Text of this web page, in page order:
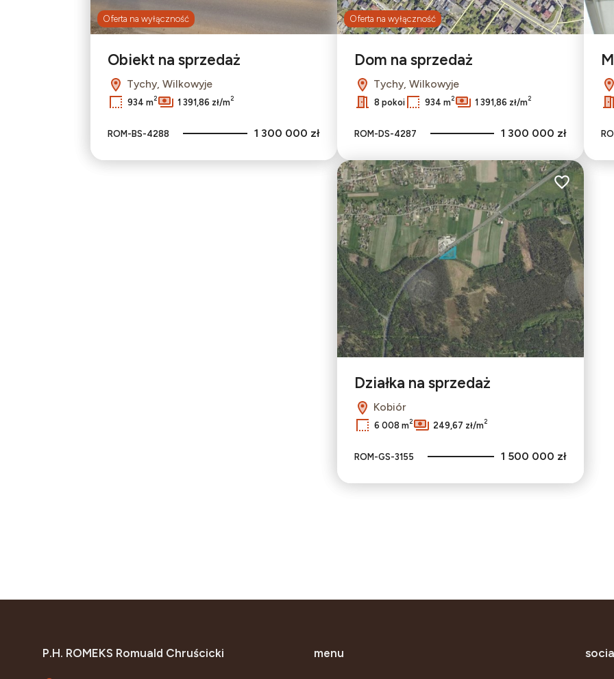
Oferta na wyłączność
Obiekt na sprzedaż
Tychy, Wilkowyje
934 m2 1 391,86 zł/m2
ROM-BS-4288 1 300 000 zł
Oferta na wyłączność
Dom na sprzedaż
Tychy, Wilkowyje
8 pokoi 934 m2 1 391,86 zł/m2
ROM-DS-4287 1 300 000 zł
Dodaj do
Działka na sprzedaż
Kobiór
6 008 m2 249,67 zł/m2
ROM-GS-3155 1 500 000 zł
P.H. ROMEKS Romuald Chruścicki menu